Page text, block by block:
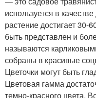
используется в
растение достигает 30-
быть представлен и
называются
собраны в красивые
Цветочки могут быть
Цветовая гамма
темно-красного цвета.